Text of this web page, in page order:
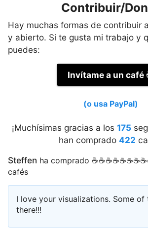
Contribuir/
Hay muchas formas de contribuir
y abierto. Si te gusta mi trabajo y
puedes:
Invítame a un café
(o usa PayPal)
¡Muchísimas gracias a los 175
han comprado 422
Steffen ha comprado
cafés
I love your visualizations. Some of
there!!!